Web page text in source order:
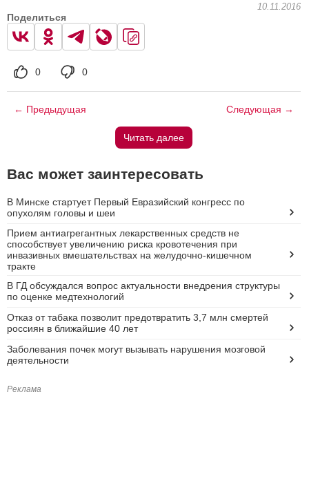
10.11.2016
Поделиться
0 0
← Предыдущая Следующая →
Читать далее
Вас может заинтересовать
В Минске стартует Первый Евразийский конгресс по
опухолям головы и шеи
Прием антиагрегантных лекарственных средств не
способствует увеличению риска кровотечения при
инвазивных вмешательствах на желудочно-кишечном
тракте
В ГД обсуждался вопрос актуальности внедрения структуры
по оценке медтехнологий
Отказ от табака позволит предотвратить 3,7 млн смертей
россиян в ближайшие 40 лет
Заболевания почек могут вызывать нарушения мозговой
деятельности
Реклама